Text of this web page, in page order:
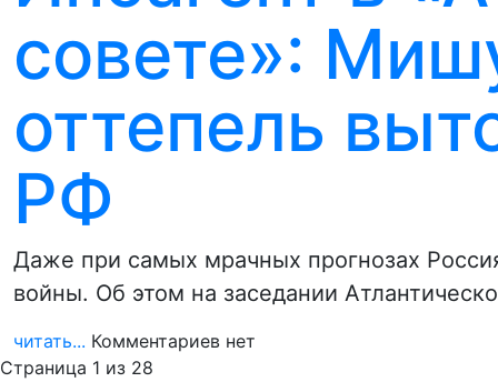
совете»:
оттепель
РФ
Даже при самых мрачных прогнозах
войны. Об этом на заседании
читать... Комментариев нет
Страница 1 из 28